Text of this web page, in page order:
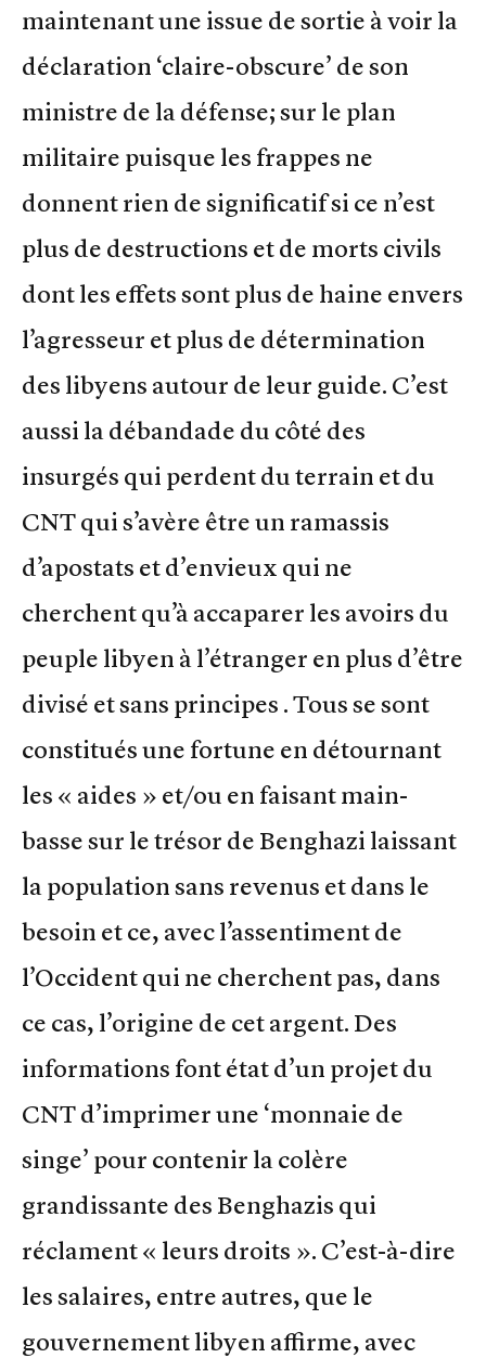
maintenant une issue de sortie à voir la
déclaration ‘claire-obscure’ de son
ministre de la défense; sur le plan
militaire puisque les frappes ne
donnent rien de significatif si ce n’est
plus de destructions et de morts civils
dont les effets sont plus de haine envers
l’agresseur et plus de détermination
des libyens autour de leur guide. C’est
aussi la débandade du côté des
insurgés qui perdent du terrain et du
CNT qui s’avère être un ramassis
d’apostats et d’envieux qui ne
cherchent qu’à accaparer les avoirs du
peuple libyen à l’étranger en plus d’être
divisé et sans principes . Tous se sont
constitués une fortune en détournant
les « aides » et/ou en faisant main-
basse sur le trésor de Benghazi laissant
la population sans revenus et dans le
besoin et ce, avec l’assentiment de
l’Occident qui ne cherchent pas, dans
ce cas, l’origine de cet argent. Des
informations font état d’un projet du
CNT d’imprimer une ‘monnaie de
singe’ pour contenir la colère
grandissante des Benghazis qui
réclament « leurs droits ». C’est-à-dire
les salaires, entre autres, que le
gouvernement libyen affirme, avec